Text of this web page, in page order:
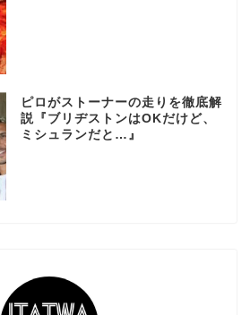
ピロがストーナーの走りを徹底解
説『ブリヂストンはOKだけど、
ミシュランだと…』